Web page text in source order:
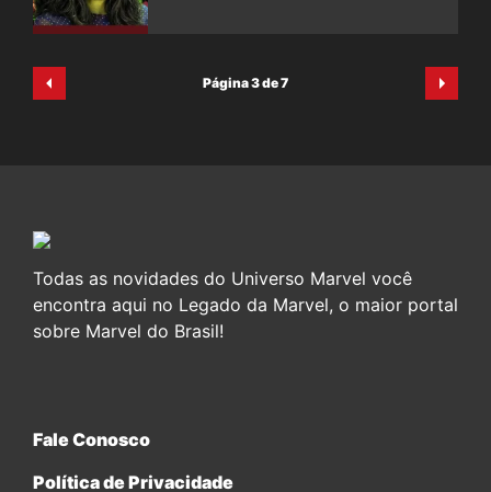
Página 3 de 7
Todas as novidades do Universo Marvel você
encontra aqui no Legado da Marvel, o maior portal
sobre Marvel do Brasil!
Fale Conosco
Política de Privacidade